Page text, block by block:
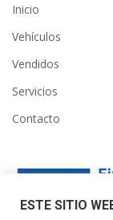
Inicio
Vehículos
Vendidos
Servicios
Contacto
ESTE SITIO